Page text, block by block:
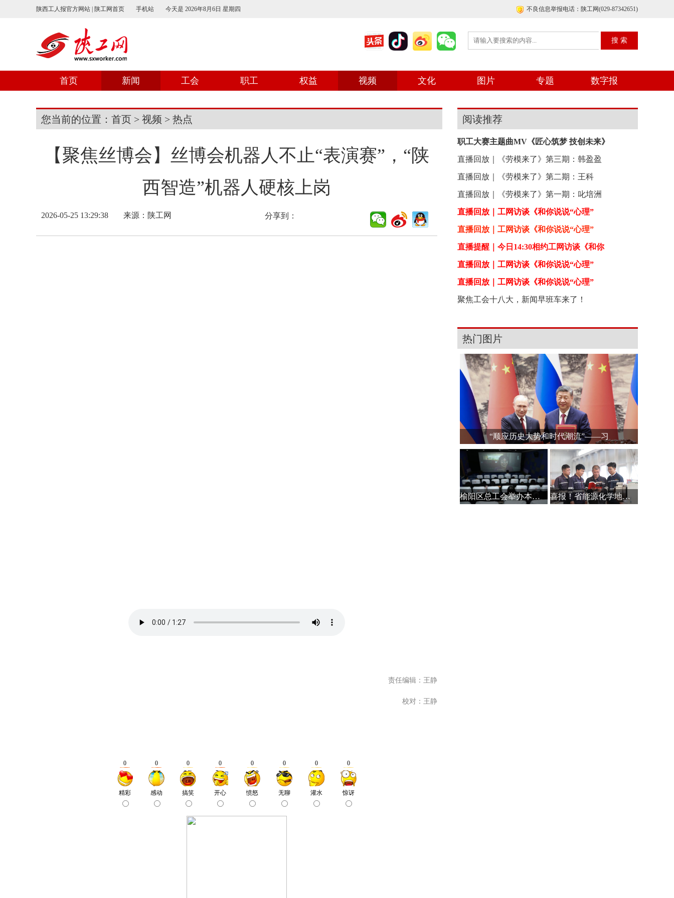
陕西工人报官方网站 | 陕工网首页 手机站 今天是 2026年8月6日 星期四 不良信息举报电话：陕工网(029-87342651)
首页 新闻 工会 职工 权益 视频 文化 图片 专题 数字报
您当前的位置： 首页 > 视频 > 热点
【聚焦丝博会】丝博会机器人不止“表演赛”，“陕
西智造”机器人硬核上岗
2026-05-25 13:29:38 来源： 陕工网 分享到：
责任编辑：王静
校对：王静
阅读推荐
职工大赛主题曲MV《匠心筑梦 技创未来》
直播回放｜《劳模来了》第三期：韩盈盈
直播回放｜《劳模来了》第二期：王科
直播回放｜《劳模来了》第一期：叱培洲
直播回放｜工网访谈《和你说说“心理”
直播回放｜工网访谈《和你说说“心理”
直播提醒｜今日14:30相约工网访谈《和你
直播回放｜工网访谈《和你说说“心理”
直播回放｜工网访谈《和你说说“心理”
聚焦工会十八大，新闻早班车来了！
热门图片
“顺应历史大势和时代潮流”——习
榆阳区总工会举办本土作家白保林创 喜报！省能源化学地质工会系统主题